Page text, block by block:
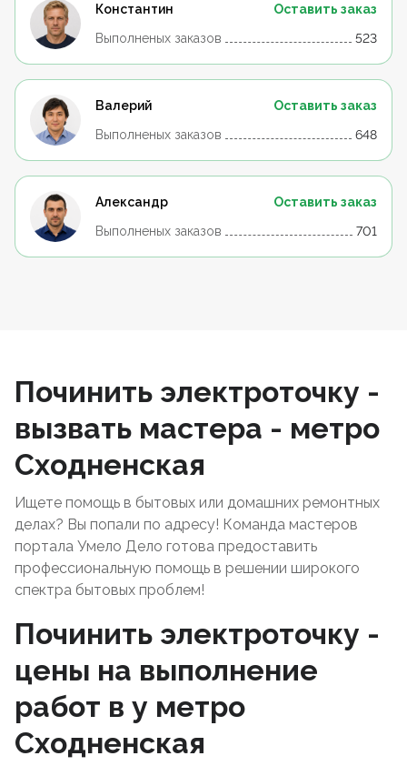
Константин
Оставить заказ
Выполненых заказов
523
Валерий
Оставить заказ
Выполненых заказов
648
Александр
Оставить заказ
Выполненых заказов
701
Починить электроточку -
вызвать мастера - метро
Сходненская
Ищете помощь в бытовых или домашних ремонтных
делах? Вы попали по адресу! Команда мастеров
портала Умело Дело готова предоставить
профессиональную помощь в решении широкого
спектра бытовых проблем!
Починить электроточку -
цены на выполнение
работ в у метро
Сходненская